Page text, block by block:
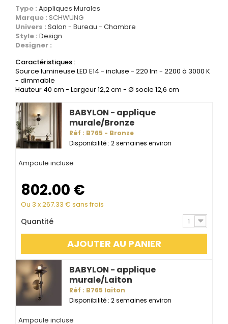
Type : Appliques Murales
Marque : SCHWUNG
Univers : Salon Bureau
Chambre
Style : Design
Designer :
Caractéristiques :
Source lumineuse LED E14 - incluse - 220 lm - 2200 à 3000 K
- dimmable
Hauteur 40 cm - Largeur 12,2 cm - Ø socle 12,6 cm
BABYLON - applique
murale/Bronze
Réf : B765 - Bronze
Disponibilité : 2 semaines environ
Ampoule incluse
802.00 €
Ou 3 x267.33 € sans frais
Quantité 1
AJOUTER AU PANIER
BABYLON - applique
murale/Laiton
Réf : B765 laiton
Disponibilité : 2 semaines environ
Ampoule incluse